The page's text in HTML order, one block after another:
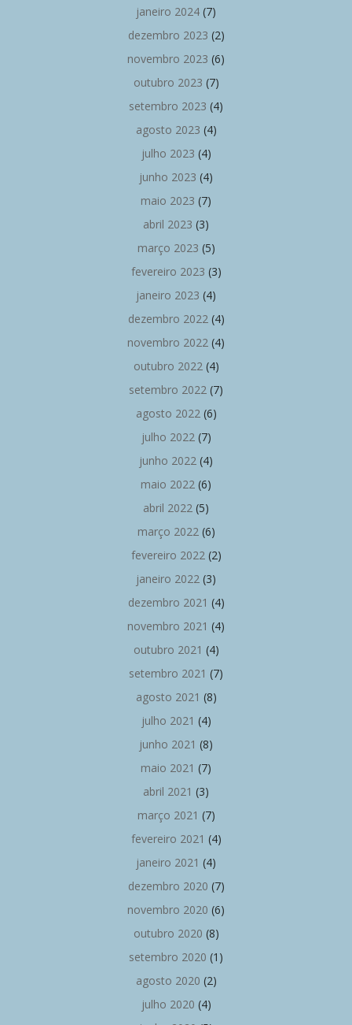
janeiro 2024 (7)
dezembro 2023 (2)
novembro 2023 (6)
outubro 2023 (7)
setembro 2023 (4)
agosto 2023 (4)
julho 2023 (4)
junho 2023 (4)
maio 2023 (7)
abril 2023 (3)
março 2023 (5)
fevereiro 2023 (3)
janeiro 2023 (4)
dezembro 2022 (4)
novembro 2022 (4)
outubro 2022 (4)
setembro 2022 (7)
agosto 2022 (6)
julho 2022 (7)
junho 2022 (4)
maio 2022 (6)
abril 2022 (5)
março 2022 (6)
fevereiro 2022 (2)
janeiro 2022 (3)
dezembro 2021 (4)
novembro 2021 (4)
outubro 2021 (4)
setembro 2021 (7)
agosto 2021 (8)
julho 2021 (4)
junho 2021 (8)
maio 2021 (7)
abril 2021 (3)
março 2021 (7)
fevereiro 2021 (4)
janeiro 2021 (4)
dezembro 2020 (7)
novembro 2020 (6)
outubro 2020 (8)
setembro 2020 (1)
agosto 2020 (2)
julho 2020 (4)